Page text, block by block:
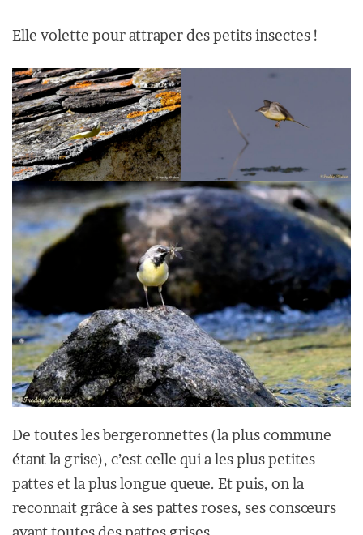
Elle volette pour attraper des petits insectes !
De toutes les bergeronnettes (la plus commune
étant la grise), c’est celle qui a les plus petites
pattes et la plus longue queue. Et puis, on la
reconnait grâce à ses pattes roses, ses consœurs